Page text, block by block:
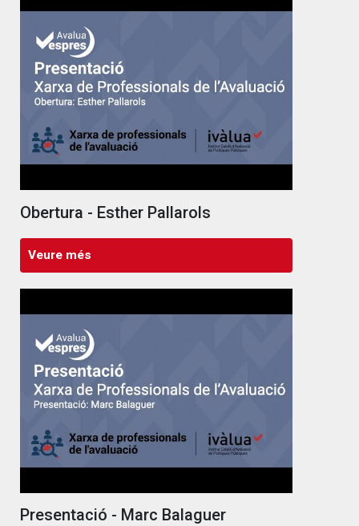
Obertura - Esther Pallarols
Veure més
Presentació - Marc Balaguer